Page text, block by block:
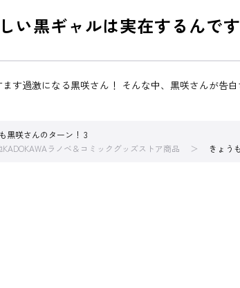
い黒ギャルは実在するんで
す過激になる黒咲さん！ そんな中、黒咲さんが告
黒咲さんのターン！ 3
KADOKAWAラノベ＆コミックグッズストア商品 きょう